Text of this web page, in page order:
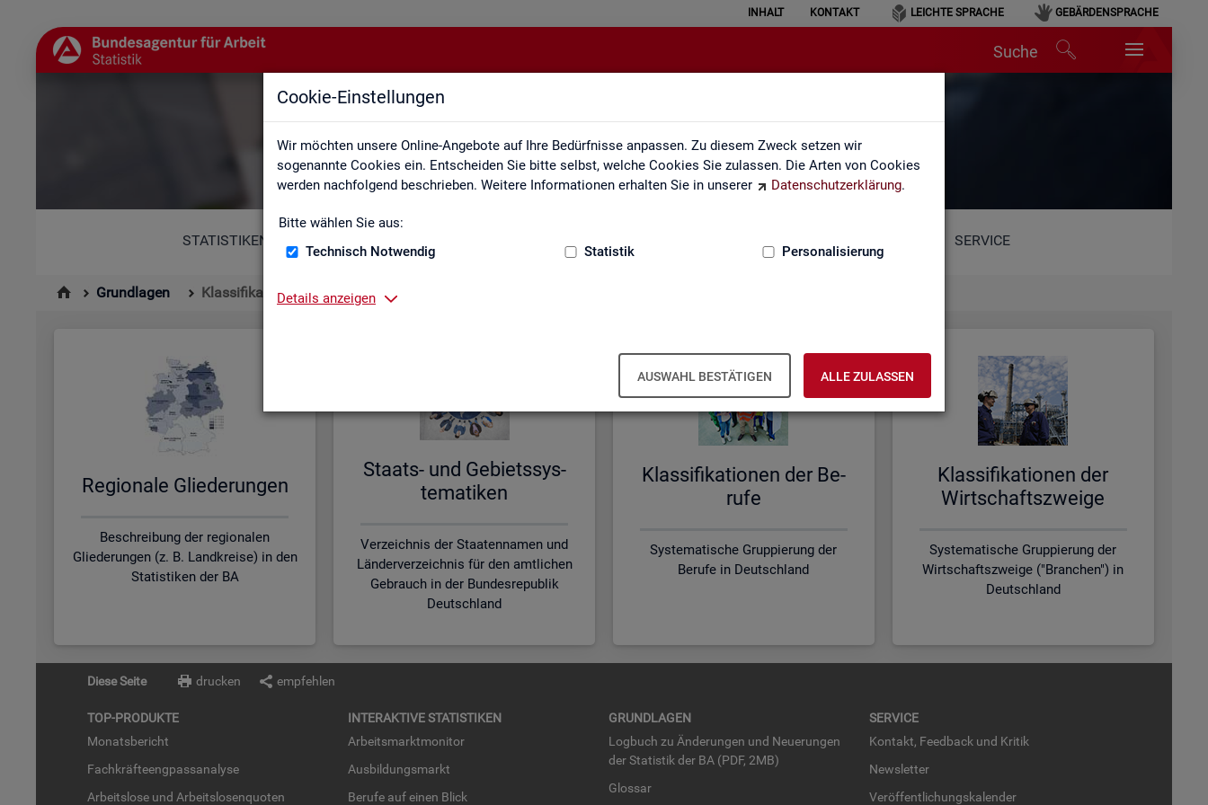
Cookie-Einstellungen
Wir möchten unsere Online-Angebote auf Ihre Bedürfnisse anpassen. Zu diesem Zweck setzen wir
sogenannte Cookies ein. Entscheiden Sie bitte selbst, welche Cookies Sie zulassen. Die Arten von Cookies
werden nachfolgend beschrieben. Weitere Informationen erhalten Sie in unserer
Datenschutzerklärung.
Bitte wählen Sie aus:
Technisch Notwendig
Statistik Personalisierung
Details anzeigen
AUSWAHL BESTÄTIGEN ALLE ZULASSEN
INHALT KONTAKT LEICHTE SPRACHE GEBÄRDENSPRACHE
Suche
Klassifikationen
STATISTIKEN SERVICE
Grundlagen Klassifikationen
Re­gio­na­le Glie­de­run­gen
Beschreibung der regionalen
Gliederungen (z. B. Landkreise) in den
Statistiken der BA
Staats- und Ge­biets­sys­
te­ma­ti­ken
Verzeichnis der Staatennamen und
Länderverzeichnis für den amtlichen
Gebrauch in der Bundesrepublik
Deutschland
Klas­si­fi­ka­tio­nen der Be­
ru­fe
Systematische Gruppierung der
Berufe in Deutschland
Klas­si­fi­ka­tio­nen der
Wirt­schafts­zwei­ge
Systematische Gruppierung der
Wirtschaftszweige ("Branchen") in
Deutschland
Diese Seite drucken empfehlen
TOP-PRO­DUK­TE
Mo­nats­be­richt
Fach­kräf­te­eng­pass­ana­ly­se
Ar­beits­lo­se und Ar­beits­lo­sen­quo­ten
IN­TER­AK­TI­VE STA­TIS­TI­KEN
Ar­beits­markt­mo­ni­tor
Aus­bil­dungs­markt
Be­ru­fe auf einen Blick
GRUND­LA­GEN
Log­buch zu Än­de­run­gen und Neue­run­gen
der Sta­tis­tik der BA (PDF, 2MB)
Glos­sar
SER­VICE
Kon­takt, Feed­back und Kri­tik
News­let­ter
Ver­öf­fent­li­chungs­ka­len­der